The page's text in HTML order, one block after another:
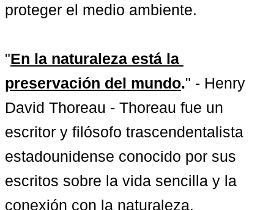
proteger el medio ambiente.
"En la naturaleza está la
preservación del mundo." - Henry
David Thoreau - Thoreau fue un
escritor y filósofo trascendentalista
estadounidense conocido por sus
escritos sobre la vida sencilla y la
conexión con la naturaleza.